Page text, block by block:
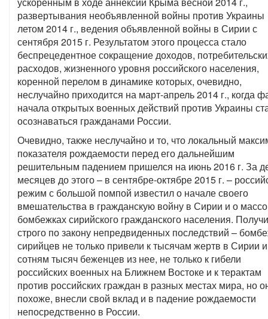
развертывания необъявленной войны против Украины
летом 2014 г., ведения объявленной войны в Сирии с
сентября 2015 г. Результатом этого процесса стало
беспрецедентное сокращение доходов,
расходов, жизненного уровня российского населения,
коренной перелом в динамике которых, очевидно,
неслучайно приходится на март-апрель 2014 г., когда
начала открытых военных действий против Украины
осознаваться гражданами России.
Очевидно, также неслучайно и то, что локальный
показателя рождаемости перед его дальнейшим
решительным падением пришелся на июнь 2016 г. За
месяцев до этого – в сентябре-октябре 2015 г. –
режим с большой помпой известил о начале своего
вмешательства в гражданскую войну в Сирии и о
бомбежках сирийского гражданского населения.
строго по закону непредвиденных последствий –
сирийцев не только привели к тысячам жертв в Сирии
сотням тысяч беженцев из нее, не только к гибели
российских военных на Ближнем Востоке и к терактам
против российских граждан в разных местах мира, но
похоже, внесли свой вклад и в падение рождаемости
непосредственно в России.